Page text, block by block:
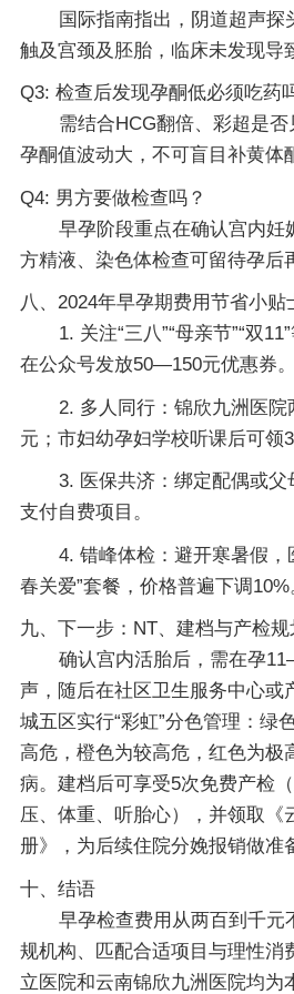
国际指南指出，阴道超声探
触及宫颈及胚胎，临床未发现导
Q3: 检查后发现孕酮低必须吃药
需结合HCG翻倍、彩超是
孕酮值波动大，不可盲目补黄体
Q4: 男方要做检查吗？
早孕阶段重点在确认宫内妊
方精液、染色体检查可留待孕后
八、2024年早孕期费用节省小贴
1. 关注“三八”“母亲节”“双
在公众号发放50—150元优惠券。
2. 多人同行：锦欣九洲医
元；市妇幼孕妇学校听课后可领
3. 医保共济：绑定配偶或
支付自费项目。
4. 错峰体检：避开寒暑假，
春关爱”套餐，价格普遍下调10%
九、下一步：NT、建档与产检规
确认宫内活胎后，需在孕
声，随后在社区卫生服务中心或
城五区实行“彩虹”分色管理：绿
高危，橙色为较高危，红色为极
病。建档后可享受5次免费产检
压、体重、听胎心），并领取《
册》，为后续住院分娩报销做准
十、结语
早孕检查费用从两百到千元
规机构、匹配合适项目与理性消
立医院和云南锦欣九洲医院均为